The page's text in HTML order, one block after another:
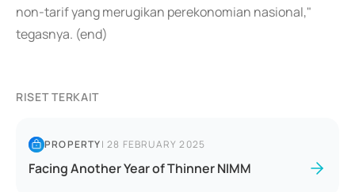
non-tarif yang merugikan perekonomian nasional,"
tegasnya. (end)
RISET TERKAIT
PROPERTY|28 FEBRUARY 2025
Facing Another Year of Thinner NIMM